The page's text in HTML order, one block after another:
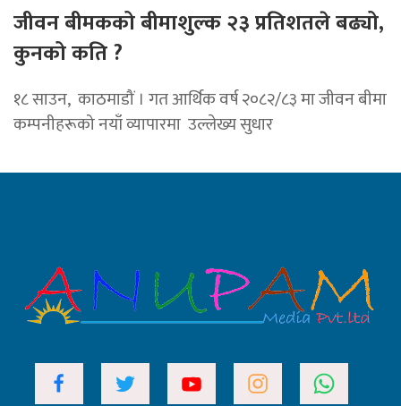
जीवन बीमकको बीमाशुल्क २३ प्रतिशतले बढ्यो,
कुनको कति ?
१८ साउन, काठमाडौं । गत आर्थिक वर्ष २०८२/८३ मा जीवन बीमा
कम्पनीहरूको नयाँ व्यापारमा उल्लेख्य सुधार